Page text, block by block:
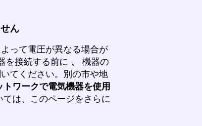
ん
って電圧が異なる場合が
を接続する前に 、 機器の
てください。別の市や地
ワークで電気機器を使用
ては、このページをさらに